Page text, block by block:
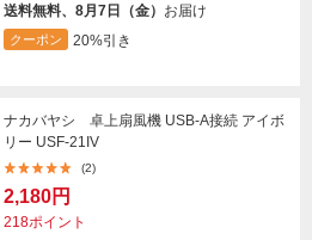
送料無料、8月7日（金） お届け
クーポン 20%引き
ナカバヤシ 卓上扇風機 USB-A接続 アイボ
リー USF-21IV
(2)
2,180円
218ポイント